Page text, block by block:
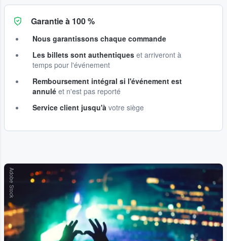
Garantie à 100 %
Nous garantissons chaque commande
Les billets sont authentiques et arriveront à
temps pour l'événement
Remboursement intégral si l'événement est
annulé et n'est pas reporté
Service client jusqu'à votre siège
Adobe Stock